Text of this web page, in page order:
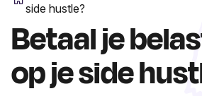
side hustle?
Betaal je
op je side